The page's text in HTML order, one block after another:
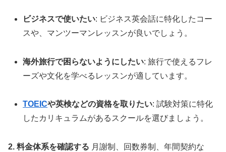
ビジネスで使いたい: ビジネス英会話に特化したコー
スや、マンツーマンレッスンが良いでしょう。
海外旅行で困らないようにしたい: 旅行で使えるフレ
ーズや文化を学べるレッスンが適しています。
TOEICや英検などの資格を取りたい: 試験対策に特化
したカリキュラムがあるスクールを選びましょう。
2. 料金体系を確認する 月謝制、回数券制、年間契約な